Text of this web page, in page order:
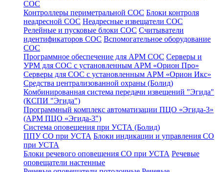
СОС
Контроллеры периметральной СОС Блоки контроля
неадресной СОС Неадресные извещатели СОС
Релейные и пусковые блоки СОС Считыватели
идентификаторов СОС Вспомогательное оборудование
СОС
Программное обеспечение для АРМ СОС Серверы и
УРМ для СОС с установленным АРМ «Орион Про»
Серверы для СОС с установленным АРМ «Орион Икс»
Средства централизованной охраны (Болид)
Комбинированная система передачи извещений "Эгида"
(КСПИ "Эгида")
Программный комплекс автоматизации ПЦО «Эгида-3»
(АРМ ПЦО «Эгида-3")
Система оповещения при УСТА (Болид)
ППУ СО при УСТА Блоки индикации и управления СО
при УСТА
Блоки речевого оповещения СО при УСТА Речевые
оповещатели настенные